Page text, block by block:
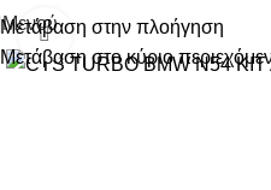
Μετάβαση στην πλοήγηση
Μετάβαση στο κύριο
Μενού
Κάντε κλικ για μεγέθυνση